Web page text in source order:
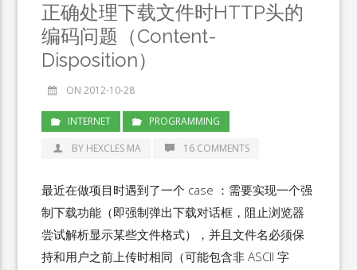
正确处理下载文件时HTTP头的
编码问题（Content-
Disposition）
ON 2012-10-28
INTERNET
PROGRAMMING
BY HEXCLES MA
16 COMMENTS
最近在做项目时遇到了一个 case ：需要实现一个强
制下载功能（即强制弹出下载对话框，阻止浏览器
尝试解析显示某些文件格式），并且文件名必须保
持和用户之前上传时相同（可能包含非 ASCII 字